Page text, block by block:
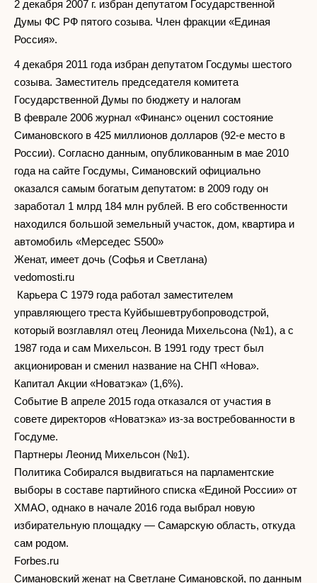
2 декабря 2007 г. избран депутатом Государственной
Думы ФС РФ пятого созыва. Член фракции «Единая
Россия».
4 декабря 2011 года избран депутатом Госдумы шестого
созыва. Заместитель председателя комитета
Государственной Думы по бюджету и налогам
В феврале 2006 журнал «Финанс» оценил состояние
Симановского в 425 миллионов долларов (92-е место в
России). Согласно данным, опубликованным в мае 2010
года на сайте Госдумы, Симановский официально
оказался самым богатым депутатом: в 2009 году он
заработал 1 млрд 184 млн рублей. В его собственности
находился большой земельный участок, дом, квартира и
автомобиль «Мерседес S500»
Женат, имеет дочь (Софья и Светлана)
vedomosti.ru
Карьера С 1979 года работал заместителем
управляющего треста Куйбышевтрубопроводстрой,
который возглавлял отец Леонида Михельсона (№1), а с
1987 года и сам Михельсон. В 1991 году трест был
акционирован и сменил название на СНП «Нова».
Капитал Акции «Новатэка» (1,6%).
Событие В апреле 2015 года отказался от участия в
совете директоров «Новатэка» из-за востребованности в
Госдуме.
Партнеры Леонид Михельсон (№1).
Политика Собирался выдвигаться на парламентские
выборы в составе партийного списка «Единой России» от
ХМАО, однако в начале 2016 года выбрал новую
избирательную площадку — Самарскую область, откуда
сам родом.
Forbes.ru
Симановский женат на Светлане Симановской, по данным